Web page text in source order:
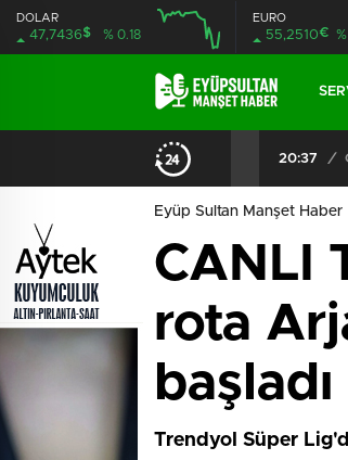
DOLAR
47,7436$ % 0.18
EURO
55,2510€
20:37 /
Eyüp Sultan Manşet Haber
CANLI
rota
başladı
Trendyol Süper